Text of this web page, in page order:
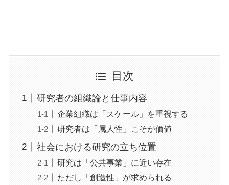
目次
研究者の組織論と仕事内容
企業組織は「スケール」を重視する
研究者は「属人性」こそが価値
社会における研究の立ち位置
研究は「公共事業」に近い存在
ただし「創造性」が求められる